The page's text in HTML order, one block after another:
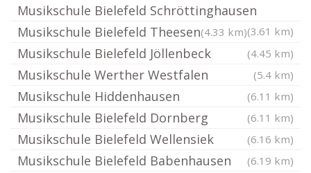
Musikschule Bielefeld Schröttinghausen
(3.61 km)
Musikschule Bielefeld Theesen(4.33 km)
Musikschule Bielefeld Jöllenbeck (4.45 km)
Musikschule Werther Westfalen (5.4 km)
Musikschule Hiddenhausen (6.11 km)
Musikschule Bielefeld Dornberg (6.11 km)
Musikschule Bielefeld Wellensiek (6.16 km)
Musikschule Bielefeld Babenhausen (6.19 km)